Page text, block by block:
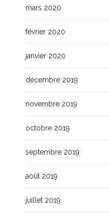
mars 2020
février 2020
janvier 2020
décembre 2019
novembre 2019
octobre 2019
septembre 2019
août 2019
juillet 2019